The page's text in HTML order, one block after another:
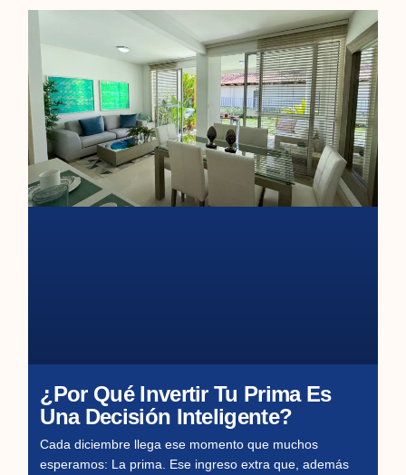
¿Por Qué Invertir Tu Prima Es
Una Decisión Inteligente?
Cada diciembre llega ese momento que muchos
esperamos: La prima. Ese ingreso extra que, además